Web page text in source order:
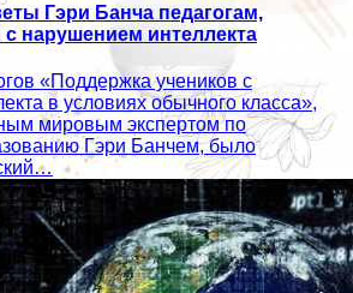
Гэри Банча педагогам,
нарушением интеллекта
«Поддержка учеников с
в условиях обычного класса»,
мировым экспертом по
Гэри Банчем, было